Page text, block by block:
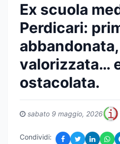
Ex scuola
Perdicari:
valorizzata…
ostacolata.
sabato 9 maggio, 2026
Condividi: